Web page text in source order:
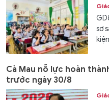
sơ
Cà Mau nỗ lực hoàn
trước ngày 30/8